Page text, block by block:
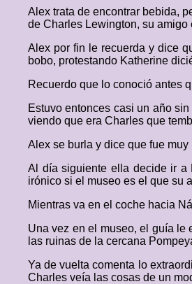
Alex trata de encontrar bebida,
de Charles Lewington, su amigo
Alex por fin le recuerda y dice
bobo, protestando Katherine
Recuerdo que lo conoció antes
Estuvo entonces casi un año
viendo que era Charles que
Alex se burla y dice que fue
Al día siguiente ella decide ir a
irónico si el museo es el que su
Mientras va en el coche hacia
Una vez en el museo, el guía le
las ruinas de la cercana
Ya de vuelta comenta lo
Charles veía las cosas de un